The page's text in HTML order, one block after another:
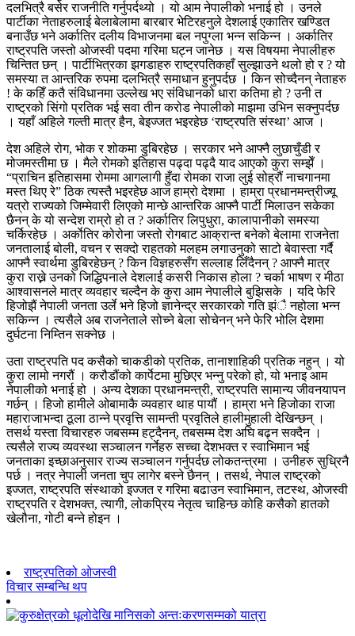
दलभित्रै बसेर राजनीति गर्नुपर्दथ्यो । यो आम नेपालीको भनाई हो । उनले
पार्टीका नेताहरुलाई बेलाबेलामा बारबार भेटिरहनुले देशलाई एकातिर खण्डित
बनाउँछ भने अर्कातिर दलीय विभाजनमा बल नपुग्ला भन्न सकिन्न । अर्कातिर
राष्ट्रपति जस्तो ओजस्वी पदमा गरिमा घट्न जानेछ । यस विषयमा नेपालीहरु
चिन्तित छन् । पार्टीभित्रका झगडाहरु राष्ट्रपतिकहाँ सुल्झाउने थलो हो र ? यो
समस्या त आन्तरिक रुपमा दलभित्रै समाधान हुनुपर्दछ । किन सोच्दैनन् नेताहरु
! के कहिँ कतै संविधानमा उल्लेख भए संविधानको धारा कतिमा हो ? उनी त
राष्ट्रको सिंगो प्रतिक भई सवा तीन करोड नेपालीको माझमा उभिन सक्नुपर्दछ
। यहाँ अहिले गल्ती मात्र हैन, बेइज्जत भइरहेछ ‘राष्ट्रपति संस्था’ आज ।
देश अहिले रोग, भोक र शोकमा डुबिरहेछ । सरकार भने आफ्नै लुछाचुँडी र
मोजमस्तीमा छ । मैले रोमको इतिहास पढ्दा पढ्दै याद आएको कुरा सम्झेँ ।
“प्राचिन इतिहासमा रोममा आगलागी हुँदा रोमका राजा लुई सोह्रौं नाचगानमा
मस्त थिए रे” ठिक त्यस्तै भइरहेछ आज हाम्रो देशमा । हाम्रा प्रधानमन्त्रीज्यू
यत्रो राज्यको जिम्मेवारी लिएको मान्छे आन्तरिक आफ्नै पार्टी मिलाउन सकेका
छैनन् के यो सन्देश राम्रो हो त ? अर्कातिर लिपुधुरा, कालापानीको समस्या
चर्किरहेछ । अर्काेतिर कोरोना जस्तो रोगबाट आक्रान्त बनेको बेलामा राजनेता
जनतालाई बोली, वचन र सक्दो राहतको मलहम लगाउनुको साटो बेवास्ता गर्दै
आफ्नै स्वार्थमा डुबिरहेछन् ? किन विज्ञहरुसँग सल्लाह लिँदैनन् ? आफ्नै मात्र
कुरा राख्ने उनको जिद्धिपनाले देशलाई कसरी निकास होला ? चर्का भाषण र मीठा
आश्वासनले मात्र व्यवहार चल्दैन के कुरा आम नेपालीले बुझिसके । यदि फेरि
हिजोझैं नेपाली जनता उर्ले भने हिजो ज्ञानेन्द्र सरकारको गति झंै नहोला भन्न
सकिन्न । त्यसैले अब राजनेताले सोच्ने बेला सोचेनन् भने फेरि भोलि देशमा
दुर्घटना निम्तिन सक्नेछ ।
उता राष्ट्रपति पद कसैको चाकडीको प्रतिक, तानाशाहिकी प्रतिक नहुन् । यो
कुरा लामो नगरौं । करौडौंको कार्पेटमा मुछिएर भन्नु परेको हो, यो भनाइ आम
नेपालीको भनाई हो । अन्य देशका प्रधानमन्त्री, राष्ट्रपति सामान्य जीवनयापन
गर्छन् । हिजो हामीले ओबामाकै व्यवहार थाह पायौं । हाम्रा भने हिजोका राजा
महाराजाभन्दा ठूला ठान्ने प्रवृत्ति सामन्ती प्रवृतिले हालीमुहाली देखिन्छन् ।
तसर्थ यस्ता विचारहरु जबसम्म हट्दैनन्, तबसम्म देश अघि बढ्न सक्दैन ।
त्यसैले राज्य व्यवस्था सञ्चालन गर्नेहरु सच्चा देशभक्त र स्वाभिमान भई
जनताका इच्छाअनुसार राज्य सञ्चालन गर्नुपर्दछ लोकतन्त्रमा । उनीहरु सुध्रिनै
पर्छ । नत्र नेपाली जनता चुप लागेर बस्ने छैनन् । तसर्थ, नेपाल राष्ट्रको
इज्जत, राष्ट्रपति संस्थाको इज्जत र गरिमा बढाउन स्वाभिमान, तटस्थ, ओजस्वी
राष्ट्रपति र देशभक्त, त्यागी, लोकप्रिय नेतृत्व चाहिन्छ कोहि कसैको हातको
खेलौना, गोटी बन्ने होइन ।
राष्ट्रपतिको ओजस्वी
विचार सम्बन्धि थप